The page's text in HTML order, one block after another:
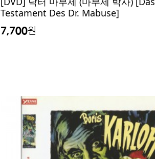
Testament Des Dr. Mabuse]
7,700원